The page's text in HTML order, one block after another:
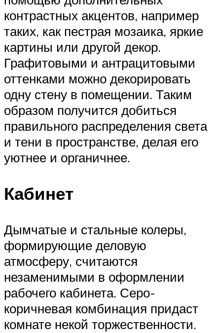
контрастных акцентов, например
таких, как пестрая мозаика, яркие
картины или другой декор.
Графитовыми и антрацитовыми
оттенками можно декорировать
одну стену в помещении. Таким
образом получится добиться
правильного распределения света
и тени в пространстве, делая его
уютнее и органичнее.
Кабинет
Дымчатые и стальные колеры,
формирующие деловую
атмосферу, считаются
незаменимыми в оформлении
рабочего кабинета. Серо-
коричневая комбинация придаст
комнате некой торжественности.